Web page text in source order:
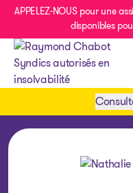
APPELEZ-NOUS pour une
disponibles